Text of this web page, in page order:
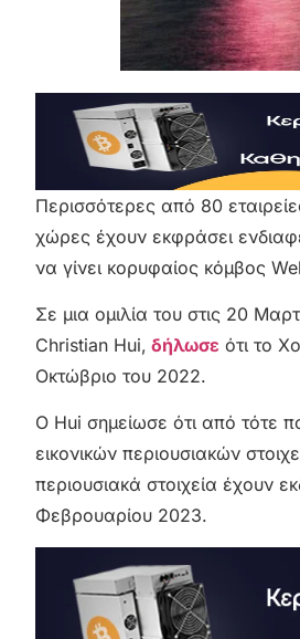
Περισσότερες από 80
χώρες έχουν εκφράσει
να γίνει κορυφαίος κόμβος
Σε μια ομιλία του στις 20
Christian Hui, δήλωσε ότι το
Οκτώβριο του 2022.
Ο Hui σημείωσε ότι από τότε
εικονικών περιουσιακών
περιουσιακά στοιχεία έχουν
Φεβρουαρίου 2023.